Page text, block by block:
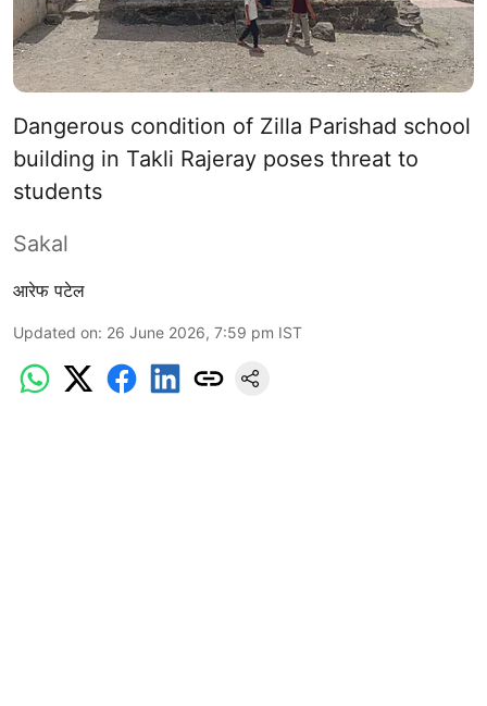
Dangerous condition of Zilla Parishad school
building in Takli Rajeray poses threat to
students
Sakal
आरेफ पटेल
Updated on: 26 June 2026, 7:59 pm IST